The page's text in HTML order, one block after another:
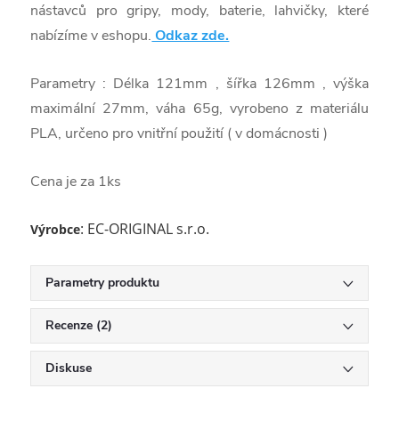
nástavců pro gripy, mody, baterie, lahvičky, které
nabízíme v eshopu. Odkaz zde.
Parametry : Délka 121mm , šířka 126mm , výška
maximální 27mm, váha 65g, vyrobeno z materiálu
PLA, určeno pro vnitřní použití ( v domácnosti )
Cena je za 1ks
Výrobce: EC-ORIGINAL s.r.o.
Parametry produktu
Recenze (2)
Diskuse